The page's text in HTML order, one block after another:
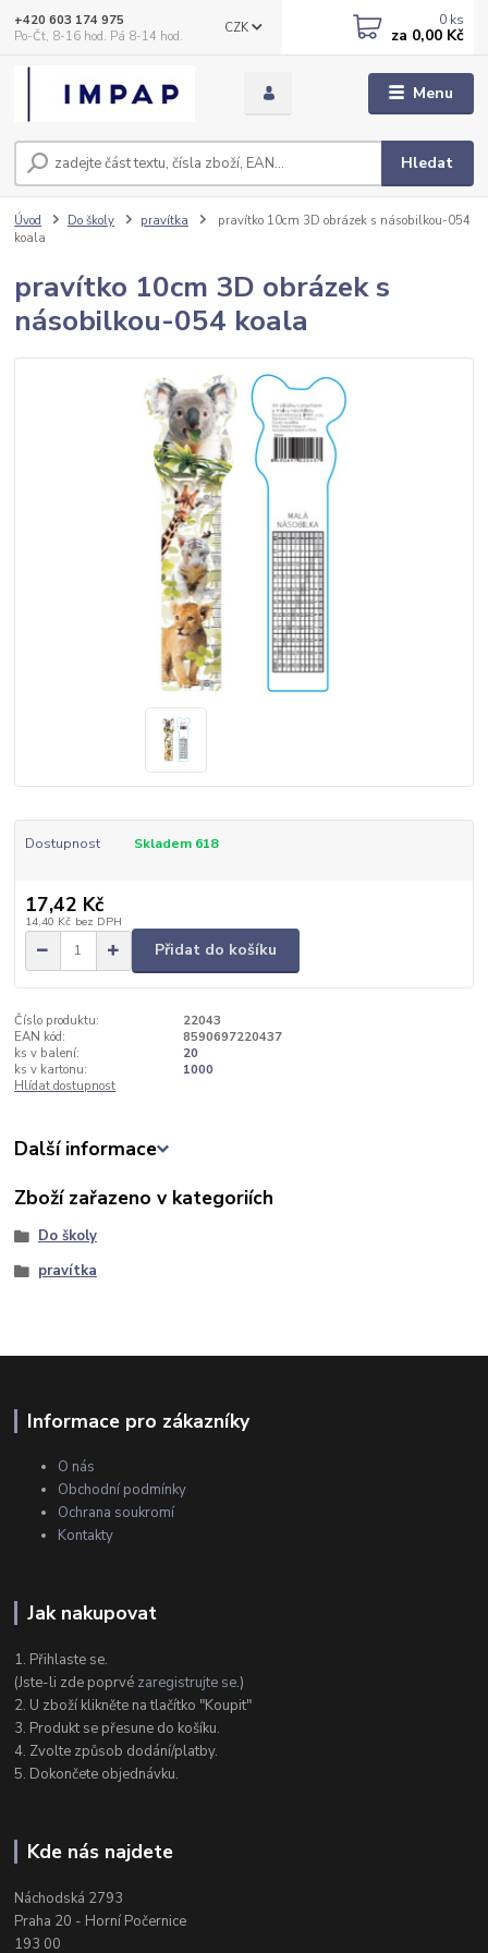
Menu
CZK
Hledat
+420 603 174 975
Po-Čt, 8-16 hod. Pá 8-14 hod.
0 ks
za 0,00 Kč
Úvod Do školy pravítka
pravítko 10cm 3D obrázek s násobilkou-054
koala
pravítko 10cm 3D obrázek s
násobilkou-054 koala
Dostupnost Skladem 618
17,42 Kč
14,40 Kč bez DPH
Přidat do košíku
Číslo produktu:
22043
EAN kód:
8590697220437
ks v balení:
20
ks v kartonu:
1000
Hlídat dostupnost
Další informace
Zboží zařazeno v kategoriích
Do školy
pravítka
Informace pro zákazníky
O nás
Obchodní podmínky
Ochrana soukromí
Kontakty
Jak nakupovat
1. Přihlaste se.
(Jste-li zde poprvé zaregistrujte se.)
2. U zboží klikněte na tlačítko "Koupit"
3. Produkt se přesune do košíku.
4. Zvolte způsob dodání/platby.
5. Dokončete objednávku.
Kde nás najdete
Náchodská 2793
Praha 20 - Horní Počernice
193 00